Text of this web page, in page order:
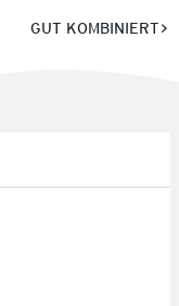
GUT KOMBINIERT